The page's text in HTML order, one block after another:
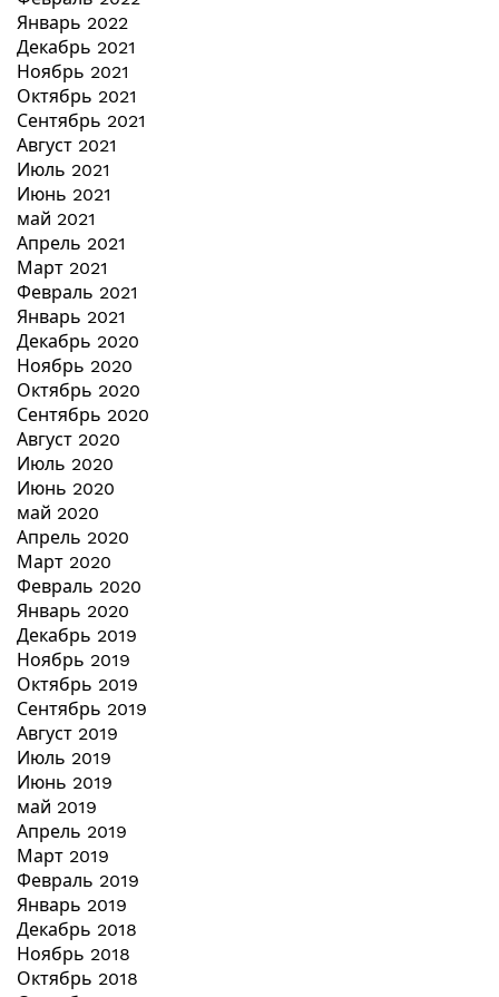
Январь 2022
Декабрь 2021
Ноябрь 2021
Октябрь 2021
Сентябрь 2021
Август 2021
Июль 2021
Июнь 2021
май 2021
Апрель 2021
Март 2021
Февраль 2021
Январь 2021
Декабрь 2020
Ноябрь 2020
Октябрь 2020
Сентябрь 2020
Август 2020
Июль 2020
Июнь 2020
май 2020
Апрель 2020
Март 2020
Февраль 2020
Январь 2020
Декабрь 2019
Ноябрь 2019
Октябрь 2019
Сентябрь 2019
Август 2019
Июль 2019
Июнь 2019
май 2019
Апрель 2019
Март 2019
Февраль 2019
Январь 2019
Декабрь 2018
Ноябрь 2018
Октябрь 2018